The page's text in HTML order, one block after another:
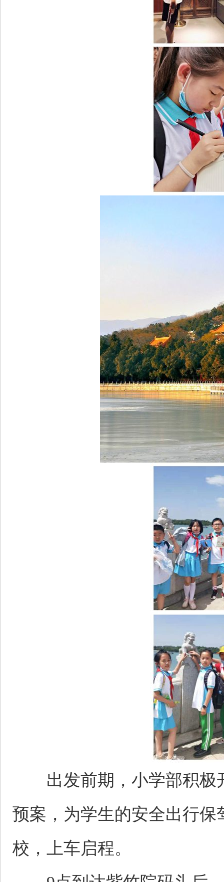
出发前期，小学部积极
预案，为学生的安全出行
校，上车启程。